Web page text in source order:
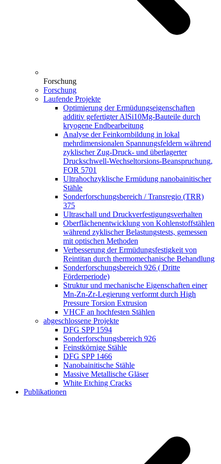
Forschung
Forschung
Laufende Projekte
Optimierung der Ermüdungseigenschaften
additiv gefertigter AlSi10Mg-Bauteile durch
kryogene Endbearbeitung
Analyse der Feinkornbildung in lokal
mehrdimensionalen Spannungsfeldern während
zyklischer Zug-Druck- und überlagerter
Druckschwell-Wechseltorsions-Beanspruchung,
FOR 5701
Ultrahochzyklische Ermüdung nanobainitischer
Stähle
Sonderforschungsbereich / Transregio (TRR)
375
Ultraschall und Druckverfestigungsverhalten
Oberflächenentwicklung von Kohlenstoffstählen
während zyklischer Belastungstests, gemessen
mit optischen Methoden
Verbesserung der Ermüdungsfestigkeit von
Reintitan durch thermomechanische Behandlung
Sonderforschungsbereich 926 ( Dritte
Förderperiode)
Struktur und mechanische Eigenschaften einer
Mn-Zn-Zr-Legierung verformt durch High
Pressure Torsion Extrusion
VHCF an hochfesten Stählen
abgeschlossene Projekte
DFG SPP 1594
Sonderforschungsbereich 926
Feinstkörnige Stähle
DFG SPP 1466
Nanobainitische Stähle
Massive Metallische Gläser
White Etching Cracks
Publikationen